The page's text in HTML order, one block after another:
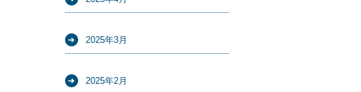
2025年3月
2025年2月